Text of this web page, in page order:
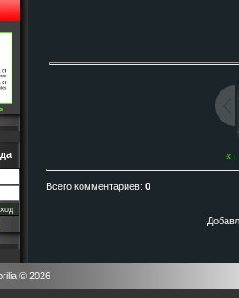
«
Всего комментариев: 0
© 2026